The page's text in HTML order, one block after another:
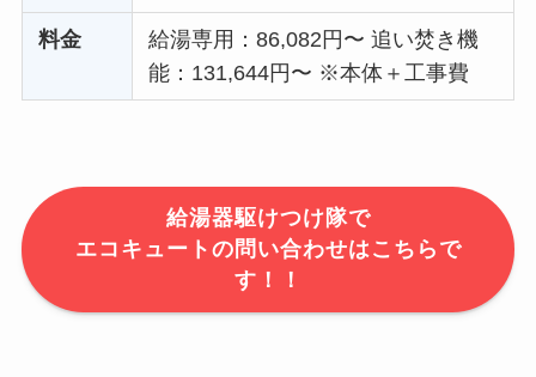
料金
給湯専用：86,082円〜 追い焚き機
能：131,644円〜 ※本体＋工事費
給湯器駆けつけ隊で
エコキュートの問い合わせはこちらで
す！！